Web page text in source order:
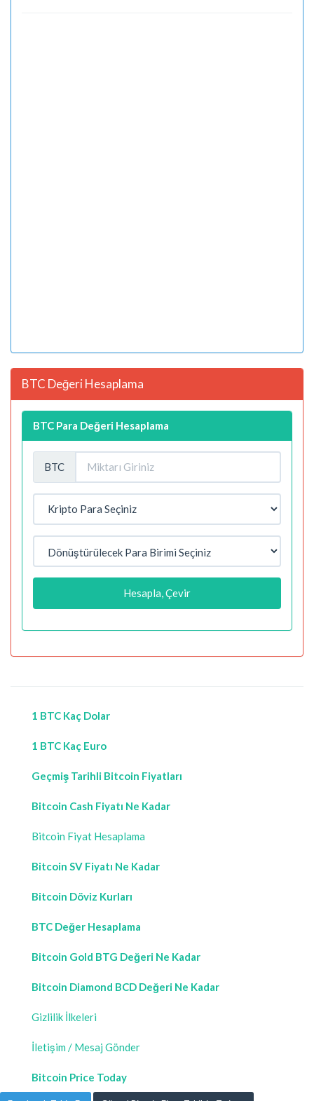
BTC Değeri Hesaplama
BTC Para Değeri Hesaplama
BTC
Hesapla, Çevir
1 BTC Kaç Dolar
1 BTC Kaç Euro
Geçmiş Tarihli Bitcoin Fiyatları
Bitcoin Cash Fiyatı Ne Kadar
Bitcoin Fiyat Hesaplama
Bitcoin SV Fiyatı Ne Kadar
Bitcoin Döviz Kurları
BTC Değer Hesaplama
Bitcoin Gold BTG Değeri Ne Kadar
Bitcoin Diamond BCD Değeri Ne Kadar
Gizlilik İlkeleri
İletişim / Mesaj Gönder
Bitcoin Price Today